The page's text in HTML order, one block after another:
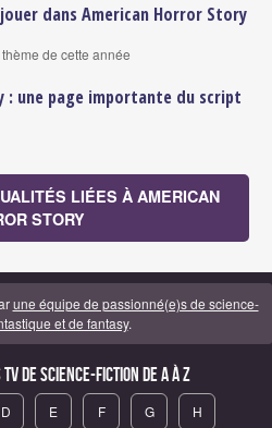
dans American Horror Story
de cette année
: une page importante du script
LIÉES À AMERICAN
STORY
une équipe de passionné(e)s de science-
et de fantasy.
de science-fiction de A à Z
D E F G H